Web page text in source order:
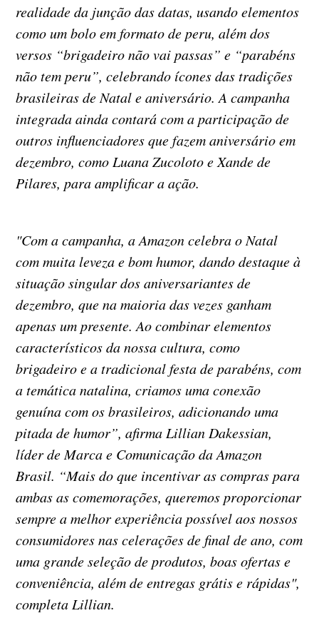
realidade da junção das datas, usando elementos
como um bolo em formato de peru, além dos
versos “brigadeiro não vai passas” e “parabéns
não tem peru”, celebrando ícones das tradições
brasileiras de Natal e aniversário. A campanha
integrada ainda contará com a participação de
outros influenciadores que fazem aniversário em
dezembro, como Luana Zucoloto e Xande de
Pilares, para amplificar a ação.
"Com a campanha, a Amazon celebra o Natal
com muita leveza e bom humor, dando destaque à
situação singular dos aniversariantes de
dezembro, que na maioria das vezes ganham
apenas um presente. Ao combinar elementos
característicos da nossa cultura, como
brigadeiro e a tradicional festa de parabéns, com
a temática natalina, criamos uma conexão
genuína com os brasileiros, adicionando uma
pitada de humor”, afirma Lillian Dakessian,
líder de Marca e Comunicação da Amazon
Brasil. “Mais do que incentivar as compras para
ambas as comemorações, queremos proporcionar
sempre a melhor experiência possível aos nossos
consumidores nas celerações de final de ano, com
uma grande seleção de produtos, boas ofertas e
conveniência, além de entregas grátis e rápidas",
completa Lillian.